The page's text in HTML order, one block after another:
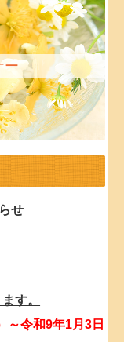
ー
せ
す。
令和9年1月3日